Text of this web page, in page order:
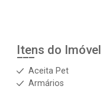
Itens do Imóvel
Aceita Pet
Armários